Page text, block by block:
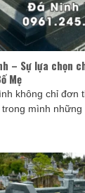
– Sự lựa chọn
Mẹ
không chỉ đơn
mình những